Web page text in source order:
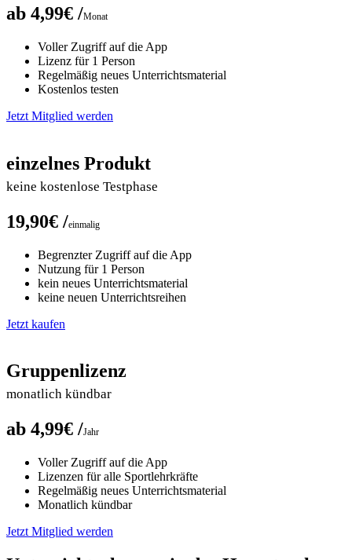
ab 4,99€ /Monat
Voller Zugriff auf die App
Lizenz für 1 Person
Regelmäßig neues Unterrichtsmaterial
Kostenlos testen
Jetzt Mitglied werden
einzelnes Produkt
keine kostenlose Testphase
19,90€ /einmalig
Begrenzter Zugriff auf die App
Nutzung für 1 Person
kein neues Unterrichtsmaterial
keine neuen Unterrichtsreihen
Jetzt kaufen
Gruppenlizenz
monatlich kündbar
ab 4,99€ /Jahr
Voller Zugriff auf die App
Lizenzen für alle Sportlehrkräfte
Regelmäßig neues Unterrichtsmaterial
Monatlich kündbar
Jetzt Mitglied werden